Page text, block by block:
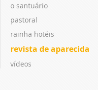
o santuário
pastoral
rainha hotéis
revista de aparecida
vídeos